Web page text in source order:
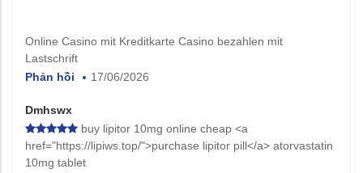
Online Casino mit Kreditkarte Casino bezahlen mit
Lastschrift
Phản hồi
17/06/2026
Dmhswx
buy lipitor 10mg online cheap <a
href="https://lipiws.top/">purchase lipitor pill</a> atorvastatin
10mg tablet